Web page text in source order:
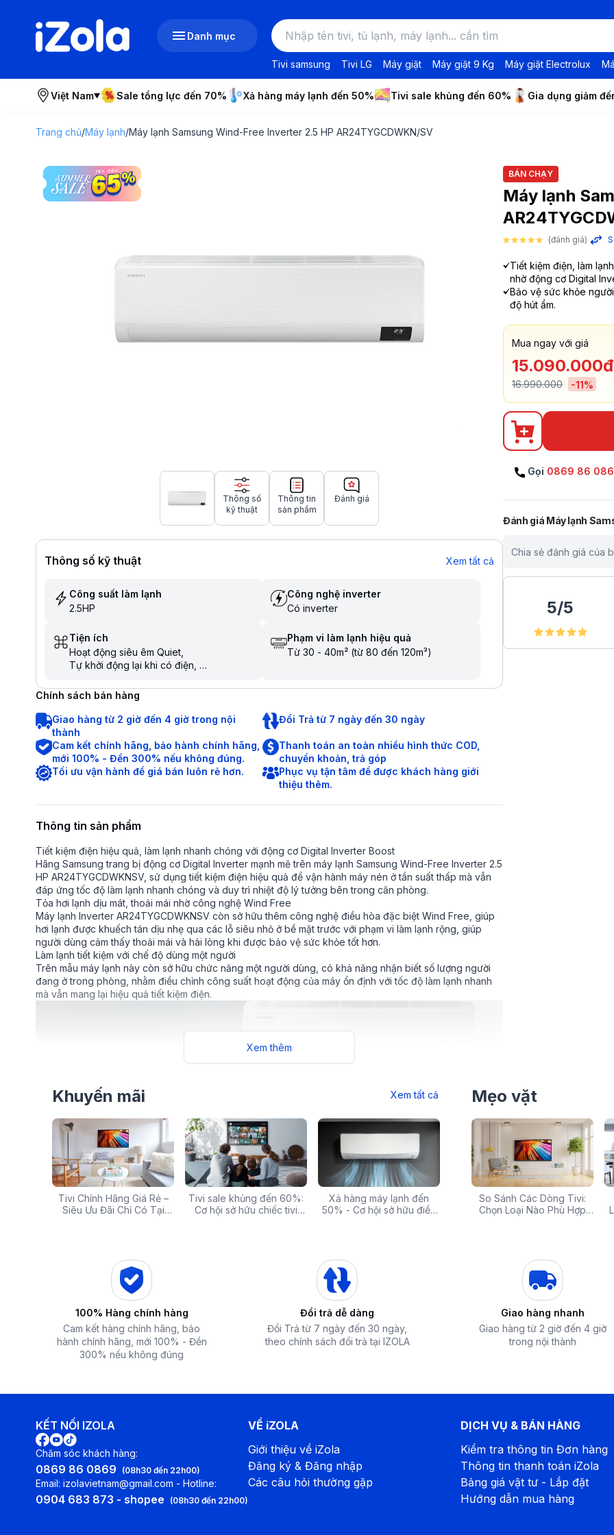
Danh mục
Tivi samsung Tivi LG Máy giặt Máy giặt 9 Kg Máy giặt Electrolux
Việt Nam Sale tổng lực đến 70% Xả hàng máy lạnh đến 50% Tivi sale khủng đến 60% Gia dụng giảm
Trang chủ/Máy lạnh/Máy lạnh Samsung Wind-Free Inverter 2.5 HP AR24TYGCDWKN/SV
Thông số
kỹ thuật
Thông tin
sản phẩm
Đánh giá
Thông số kỹ thuật Xem tất cả
Công suất làm lạnh
2.5HP
Công nghệ inverter
Có inverter
Tiện ích
Hoạt động siêu êm Quiet
Tự khởi động lại khi có điện
Làm lạnh nhanh trong tích tắc khi mới bật
Phạm vi làm lạnh hiệu quả
Từ 30 - 40m² (từ 80 đến 120m³)
Chính sách bán hàng
Giao hàng từ 2 giờ đến 4 giờ trong nội
thành
Đổi Trả từ 7 ngày đến 30 ngày
Cam kết chính hãng, bảo hành chính hãng,
mới 100% - Đền 300% nếu không đúng.
Thanh toán an toàn nhiều hình thức COD,
chuyển khoản, trả góp
Tối ưu vận hành để giá bán luôn rẻ hơn.
Phục vụ tận tâm để được khách hàng giới
thiệu thêm.
Thông tin sản phẩm
Tiết kiệm điện hiệu quả, làm lạnh nhanh chóng với động cơ Digital Inverter Boost
Hãng Samsung trang bị động cơ Digital Inverter mạnh mẽ trên máy lạnh Samsung Wind-Free Inverter 2.5
HP AR24TYGCDWKNSV, sử dụng tiết kiệm điện hiệu quả để vận hành máy nén ở tần suất thấp mà vẫn
đáp ứng tốc độ làm lạnh nhanh chóng và duy trì nhiệt độ lý tưởng bên trong căn phòng.
Tỏa hơi lạnh dịu mát, thoải mái nhờ công nghệ Wind Free
Máy lạnh Inverter AR24TYGCDWKNSV còn sở hữu thêm công nghệ điều hòa đặc biệt Wind Free, giúp
hơi lạnh được khuếch tán dịu nhẹ qua các lỗ siêu nhỏ ở bề mặt trước với phạm vi làm lạnh rộng, giúp
người dùng cảm thấy thoải mái và hài lòng khi được bảo vệ sức khỏe tốt hơn.
​​​​​​​Làm lạnh tiết kiệm với chế độ dùng một người
Trên mẫu máy lạnh này còn sở hữu chức năng một người dùng, có khả năng nhận biết số lượng người
đang ở trong phòng, nhằm điều chỉnh công suất hoạt động của máy ổn định với tốc độ làm lạnh nhanh
mà vẫn mang lại hiệu quả tiết kiệm điện.
Loại bỏ virus gây hại, các tác nhân gây dị ứng với nhờ bộ lọc bụi bẩn Care Filter
Nhờ có bộ lọc Care Filter, máy lạnh Samsung AR24TYGCDWKNSV mang lại luồng khí tươi mát khi có khả
năng lọc bụi, loại bỏ các virus có hại cũng như các tác nhân gây dị ứng trong không khí.
Xem thêm
BÁN CHẠY
Máy lạnh
(đánh giá)
Tiết kiệm điện, làm
nhờ động cơ Digital
Bảo vệ sức khỏe
độ hút ẩm.
Mua ngay với giá
15.090.000đ
16.990.000 -11%
Gọi 0869 86
Đánh giá Máy lạnh
Chia sẻ đánh giá của
5/5
Khuyến mãi Xem tất cả
Tivi Chính Hãng Giá Rẻ –
Siêu Ưu Đãi Chỉ Có Tại
Tivi sale khủng đến 60%:
Cơ hội sở hữu chiếc tivi
Xả hàng máy lạnh đến
50% - Cơ hội sở hữu điều
Săn Sale Khủng: Hàng
Điện Máy Cao Cấp Giảm
Tivi
Mẹo vặt
Các mã báo lỗi thường gặp
của bếp từ và lưu ý khi xử
Top 5 tivi 32 inch giá rẻ,
chất lượng và đáng mua
Top 10 máy lọc nước nóng
lạnh tốt nhất đáng mua
So Sánh Các Dòng Tivi:
Chọn Loại Nào Phù Hợp
100% Hàng chính hàng
Cam kết hàng chính hãng, bảo
hành chính hãng, mới 100% - Đền
300% nếu không đúng
Đổi trả dễ dàng
Đổi Trả từ 7 ngày đến 30 ngày,
theo chính sách đổi trả tại IZOLA
Giao hàng nhanh
Giao hàng từ 2 giờ đến 4 giờ
trong nội thành
KẾT NỐI IZOLA
Chăm sóc khách hàng:
0869 86 0869 (08h30 đến 22h00)
Email: izolavietnam@gmail.com - Hotline:
0904 683 873 - shopee (08h30 đến 22h00)
VỀ iZOLA
Giới thiệu về iZola
Đăng ký & Đăng nhập
Các câu hỏi thường gặp
DỊCH VỤ & BÁN HÀNG
Kiểm tra thông tin Đơn hàng
Thông tin thanh toán iZola
Bảng giá vật tư - Lắp đặt
Hướng dẫn mua hàng